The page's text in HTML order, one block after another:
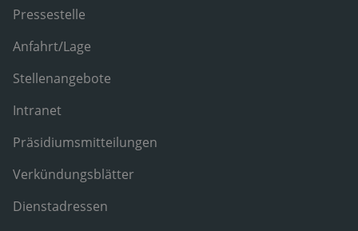
Pressestelle
Anfahrt/Lage
Stellenangebote
Intranet
Präsidiumsmitteilungen
Verkündungsblätter
Dienstadressen